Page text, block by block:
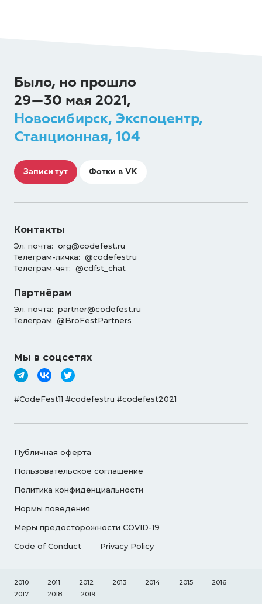
Было, но прошло
29—30 мая 2021,
Новосибирск, Экспоцентр,
Станционная, 104
Записи тут Фотки в VK
Контакты
Эл. почта: org@codefest.ru
Телеграм-личка: @codefestru
Телеграм-чят: @cdfst_chat
Партнёрам
Эл. почта: partner@codefest.ru
Телеграм @BroFestPartners
Мы в соцсетях
#CodeFest11 #codefestru #codefest2021
Публичная оферта
Пользовательское соглашение
Политика конфиденциальности
Нормы поведения
Меры предосторожности COVID-19
Code of Conduct
Privacy Policy
2010 2011 2012 2013 2014 2015
2016
2017
2018 2019